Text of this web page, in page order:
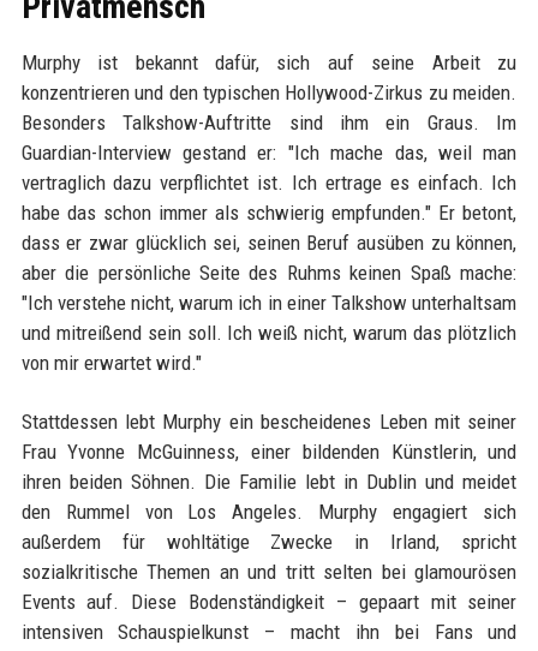
Murphy ist bekannt dafür, sich auf seine Arbeit zu
konzentrieren und den typischen Hollywood-Zirkus zu meiden.
Besonders Talkshow-Auftritte sind ihm ein Graus. Im
Guardian-Interview gestand er: "Ich mache das, weil man
vertraglich dazu verpflichtet ist. Ich ertrage es einfach. Ich
habe das schon immer als schwierig empfunden." Er betont,
dass er zwar glücklich sei, seinen Beruf ausüben zu können,
aber die persönliche Seite des Ruhms keinen Spaß mache:
"Ich verstehe nicht, warum ich in einer Talkshow unterhaltsam
und mitreißend sein soll. Ich weiß nicht, warum das plötzlich
von mir erwartet wird."
Stattdessen lebt Murphy ein bescheidenes Leben mit seiner
Frau Yvonne McGuinness, einer bildenden Künstlerin, und
ihren beiden Söhnen. Die Familie lebt in Dublin und meidet
den Rummel von Los Angeles. Murphy engagiert sich
außerdem für wohltätige Zwecke in Irland, spricht
sozialkritische Themen an und tritt selten bei glamourösen
Events auf. Diese Bodenständigkeit – gepaart mit seiner
intensiven Schauspielkunst – macht ihn bei Fans und